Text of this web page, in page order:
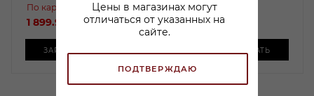
Цены в магазинах могут
отличаться от указанных на
сайте.
ПОДТВЕРЖДАЮ
По карте:
1 899.99 ₽ /шт
ЗАРЕЗЕРВИРОВАТЬ
По карте:
1 799.99 ₽/шт
ЗАРЕЗЕРВИРОВАТЬ